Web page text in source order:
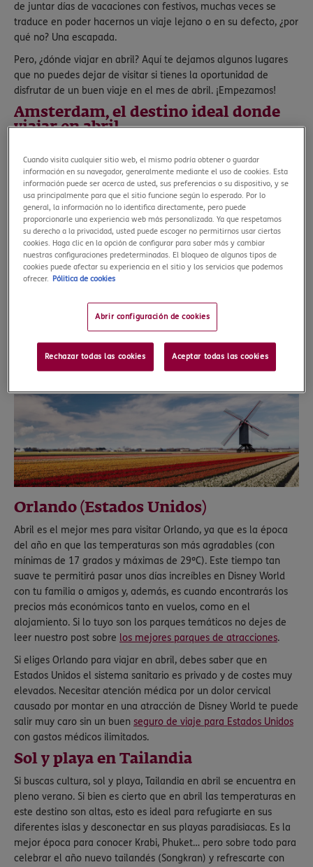
de juntar días de vacaciones con festivos, muchas veces se
traduce en poder hacernos un viaje lejano o en su defecto, ¿por
qué no? Una escapada.
Pero, ¿dónde viajar en abril? Aquí te dejamos algunos lugares
que no puedes dejar de visitar si tienes la oportunidad de
disfrutar de un buen viaje en el mes de abril. ¡Empezamos!
Amsterdam, el destino ideal donde
viajar en abril
abril, ya que es un mes lleno de eventos: desde la celebración
del Día del Rey y la fiesta en los canales hasta el Bredeweg
Festival hasta el Awakenings Easter Music Festival, Amsterdam
es un lugar lleno de eventos en abril. Además, no puedes dejar
de admirar sus tulipanes: la primavera en este destino es brutal.
Podrás recorrer los emblemáticos jardines de Keukenhof o
disfrutar del desfile de las flores, de 42 kilómetros de longitud.
Por otro lado, y aunque un viaje a destinos europeos
llevar una póliza de vacaciones que incluya un
si al final no puedes viajar por alguna de las causas
contempladas en tu seguro, podrás anular tu viaje y recuperar
el dinero de tus vacaciones no disfrutadas.
Orlando (Estados Unidos)
Abril es el mejor mes para visitar Orlando, ya que es la época
del año en que las temperaturas son más agradables (con
mínimas de 17 grados y máximas de 29ºC). Este tiempo tan
suave te permitirá pasar unos días increíbles en Disney World
con tu familia o amigos y, además, es cuando encontrarás los
precios más económicos tanto en vuelos, como en el
alojamiento. Si lo tuyo son los parques temáticos no dejes de
leer nuestro post sobre los mejores parques de atracciones.
Si eliges Orlando para viajar en abril, debes saber que en
Estados Unidos el sistema sanitario es privado y de costes muy
elevados. Necesitar atención médica por un dolor cervical
causado por montar en una atracción de Disney World te puede
salir muy caro sin un buen seguro de viaje para Estados Unidos
con gastos médicos ilimitados.
Sol y playa en Tailandia
Si buscas cultura, sol y playa, Tailandia en abril se encuentra en
pleno verano. Si bien es cierto que en abril las temperaturas en
este destino son altas, esto es ideal para refugiarte en sus
diferentes islas y desconectar en sus playas paradisiacas. Es la
mejor época para conocer Krabi, Phuket… pero sobre todo para
celebrar el año nuevo tailandés (Songkran) y refrescarte con
Cuando visita cualquier sitio web, el mismo podría obtener o guardar
información en su navegador, generalmente mediante el uso de cookies. Esta
información puede ser acerca de usted, sus preferencias o su dispositivo, y se
usa principalmente para que el sitio funcione según lo esperado. Por lo
general, la información no lo identifica directamente, pero puede
proporcionarle una experiencia web más personalizada. Ya que respetamos
su derecho a la privacidad, usted puede escoger no permitirnos usar ciertas
cookies. Haga clic en la opción de configurar para saber más y cambiar
nuestras configuraciones predeterminadas. El bloqueo de algunos tipos de
cookies puede afectar su experiencia en el sitio y los servicios que podemos
ofrecer.
Pólitica de cookies
Abrir configuración de cookies
Rechazar todas las cookies Aceptar todas las cookies